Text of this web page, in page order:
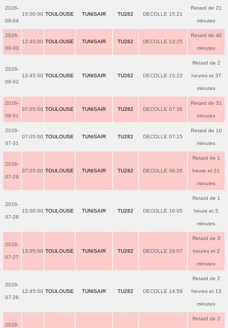
2026-
08-04
15:00:00 TOULOUSE TUNISAIR TU282 DECOLLE 15:21
Retard de 21
minutes
2026-
08-03
12:45:00 TOULOUSE TUNISAIR TU282 DECOLLE 13:25
Retard de 40
minutes
2026-
08-02
12:45:00 TOULOUSE TUNISAIR TU282 DECOLLE 15:22
Retard de 2
heures et 37
minutes
2026-
08-01
07:05:00 TOULOUSE TUNISAIR TU282 DECOLLE 07:36
Retard de 31
minutes
2026-
07-31
07:05:00 TOULOUSE TUNISAIR TU282 DECOLLE 07:15
Retard de 10
minutes
2026-
07-29
07:05:00 TOULOUSE TUNISAIR TU282 DECOLLE 08:26
Retard de 1
heure et 21
minutes
2026-
07-28
15:00:00 TOULOUSE TUNISAIR TU282 DECOLLE 16:05
Retard de 1
heure et 5
minutes
2026-
07-27
13:05:00 TOULOUSE TUNISAIR TU282 DECOLLE 16:07
Retard de 3
heures et 2
minutes
2026-
07-26
12:45:00 TOULOUSE TUNISAIR TU282 DECOLLE 14:58
Retard de 2
heures et 13
minutes
2026-
Retard de 2